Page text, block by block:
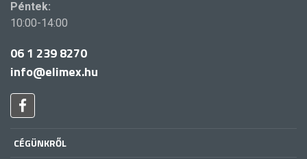
Péntek:
10:00-14:00
06 1 239 8270
info@elimex.hu
CÉGÜNKRŐL